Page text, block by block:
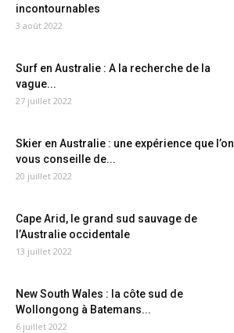
incontournables
3 août 2022
Surf en Australie : A la recherche de la
vague...
27 juillet 2022
Skier en Australie : une expérience que l’on
vous conseille de...
20 juillet 2022
Cape Arid, le grand sud sauvage de
l’Australie occidentale
13 juillet 2022
New South Wales : la côte sud de
Wollongong à Batemans...
6 juillet 2022